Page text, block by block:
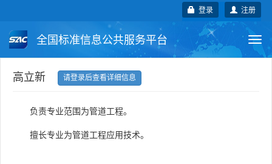
注册
登录
全国标准信息公共服务平台
国家标准 行业标准
国外标准 技术委员会
高立新 请登录后查看详细信息
负责专业范围为管道工程。
擅长专业为管道工程应用技术。